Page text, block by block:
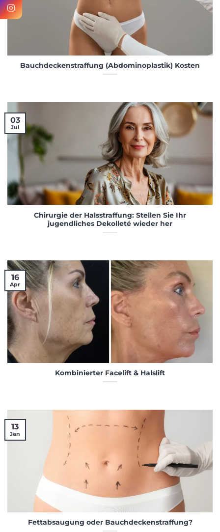
Bauchdeckenstraffung (Abdominoplastik) Kosten
Chirurgie der Halsstraffung: Stellen Sie Ihr
jugendliches Dekolleté wieder her
03
Jul
Kombinierter Facelift & Halslift
16
Apr
Fettabsaugung oder Bauchdeckenstraffung?
13
Jan